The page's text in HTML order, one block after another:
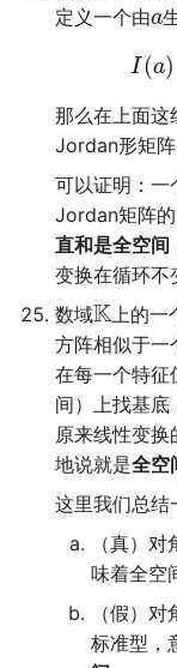
定义一个由a
I (a)
那么在上面这
Jordan形矩阵
可以证明：一
Jordan矩阵
直和是全空间
变换在循环不
数域K上的一
方阵相似于
在每一个特征
间）上找基
原来线性变
地说就是全空
这里我们总结
（真）
味着全空
（假）
标准型，